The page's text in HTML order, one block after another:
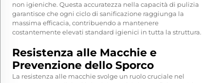
non igieniche. Questa accuratezza nella capacità di pulizia
garantisce che ogni ciclo di sanificazione raggiunga la
massima efficacia, contribuendo a mantenere
costantemente elevati standard igienici in tutta la struttura.
Resistenza alle Macchie e
Prevenzione dello Sporco
La resistenza alle macchie svolge un ruolo cruciale nel